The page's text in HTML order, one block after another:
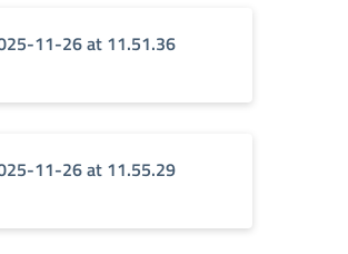
11-26 at 11.51.36
11-26 at 11.55.29